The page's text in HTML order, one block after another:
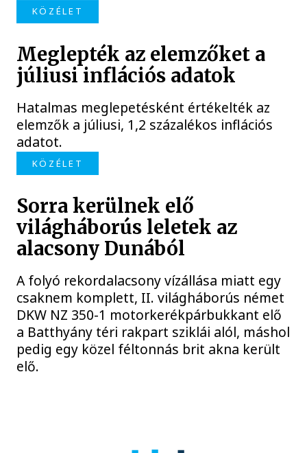
KÖZÉLET
Meglepték az elemzőket a
júliusi inflációs adatok
Hatalmas meglepetésként értékelték az
elemzők a júliusi, 1,2 százalékos inflációs
adatot.
KÖZÉLET
Sorra kerülnek elő
világháborús leletek az
alacsony Dunából
A folyó rekordalacsony vízállása miatt egy
csaknem komplett, II. világháborús német
DKW NZ 350-1 motorkerékpárbukkant elő
a Batthyány téri rakpart sziklái alól, máshol
pedig egy közel féltonnás brit akna került
elő.